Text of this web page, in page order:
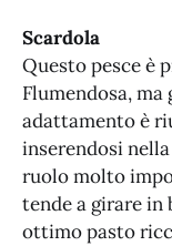
Scardola
Questo pesce è
Flumendosa,
adattamento è
inserendosi
ruolo molto
tende a girare in
ottimo pasto